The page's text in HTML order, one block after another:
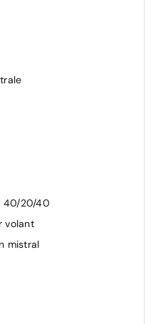
manuel en hauteur
des sièges AV
sans éclairage
Electrochrome
de croisement +
CarPlay & Android
de votre
40/20/40
volant
mistral